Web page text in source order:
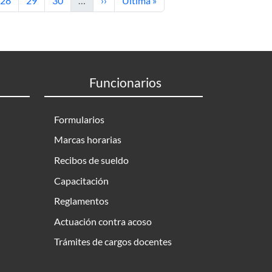
Funcionarios
Formularios
Marcas horarias
Recibos de sueldo
Capacitación
Reglamentos
Actuación contra acoso
Trámites de cargos docentes